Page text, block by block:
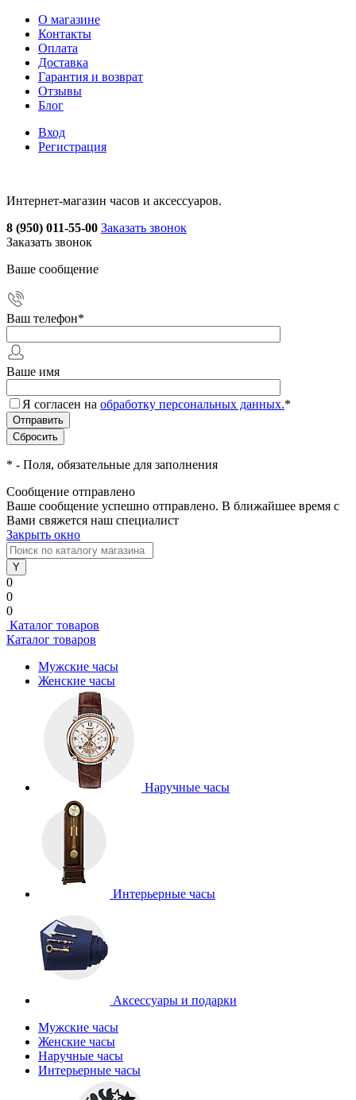
О магазине
Контакты
Оплата
Доставка
Гарантия и возврат
Отзывы
Блог
Вход
Регистрация
Интернет-магазин часов и аксессуаров.
8 (950) 011-55-00 Заказать звонок
Заказать звонок
Ваше сообщение
Ваш телефон*
Ваше имя
Я согласен на обработку персональных данных.*
* - Поля, обязательные для заполнения
Сообщение отправлено
Ваше сообщение успешно отправлено. В ближайшее время с
Вами свяжется наш специалист
Закрыть окно
0
0
0
Каталог товаров
Каталог товаров
Мужские часы
Женские часы
Наручные часы
Интерьерные часы
Аксессуары и подарки
Мужские часы
Женские часы
Наручные часы
Интерьерные часы